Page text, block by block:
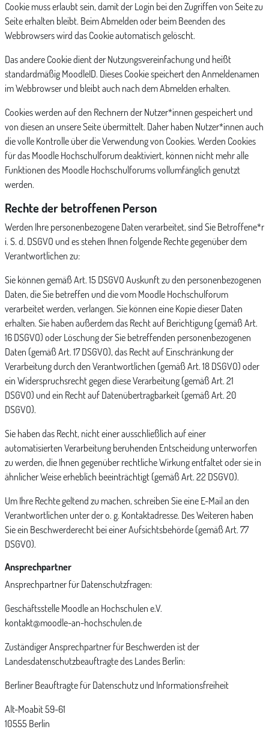
Cookie muss erlaubt sein, damit der Login bei den Zugriffen von Seite zu
Seite erhalten bleibt. Beim Abmelden oder beim Beenden des
Webbrowsers wird das Cookie automatisch gelöscht.
Das andere Cookie dient der Nutzungsvereinfachung und heißt
standardmäßig MoodleID. Dieses Cookie speichert den Anmeldenamen
im Webbrowser und bleibt auch nach dem Abmelden erhalten.
Cookies werden auf den Rechnern der Nutzer*innen gespeichert und
von diesen an unsere Seite übermittelt. Daher haben Nutzer*innen auch
die volle Kontrolle über die Verwendung von Cookies. Werden Cookies
für das Moodle Hochschulforum deaktiviert, können nicht mehr alle
Funktionen des Moodle Hochschulforums vollumfänglich genutzt
werden.
Rechte der betroffenen Person
Werden Ihre personenbezogene Daten verarbeitet, sind Sie Betroffene*r
i. S. d. DSGVO und es stehen Ihnen folgende Rechte gegenüber dem
Verantwortlichen zu:
Sie können gemäß Art. 15 DSGVO Auskunft zu den personenbezogenen
Daten, die Sie betreffen und die vom Moodle Hochschulforum
verarbeitet werden, verlangen. Sie können eine Kopie dieser Daten
erhalten. Sie haben außerdem das Recht auf Berichtigung (gemäß Art.
16 DSGVO) oder Löschung der Sie betreffenden personenbezogenen
Daten (gemäß Art. 17 DSGVO), das Recht auf Einschränkung der
Verarbeitung durch den Verantwortlichen (gemäß Art. 18 DSGVO) oder
ein Widerspruchsrecht gegen diese Verarbeitung (gemäß Art. 21
DSGVO) und ein Recht auf Datenübertragbarkeit (gemäß Art. 20
DSGVO).
Sie haben das Recht, nicht einer ausschließlich auf einer
automatisierten Verarbeitung beruhenden Entscheidung unterworfen
zu werden, die Ihnen gegenüber rechtliche Wirkung entfaltet oder sie in
ähnlicher Weise erheblich beeinträchtigt (gemäß Art. 22 DSGVO).
Um Ihre Rechte geltend zu machen, schreiben Sie eine E-Mail an den
Verantwortlichen unter der o. g. Kontaktadresse. Des Weiteren haben
Sie ein Beschwerderecht bei einer Aufsichtsbehörde (gemäß Art. 77
DSGVO).
Ansprechpartner
Ansprechpartner für Datenschutzfragen:
Geschäftsstelle Moodle an Hochschulen e.V.
kontakt@moodle-an-hochschulen.de
Zuständiger Ansprechpartner für Beschwerden ist der
Landesdatenschutzbeauftragte des Landes Berlin:
Berliner Beauftragte für Datenschutz und Informationsfreiheit
Alt-Moabit 59-61
10555 Berlin